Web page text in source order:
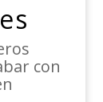
con